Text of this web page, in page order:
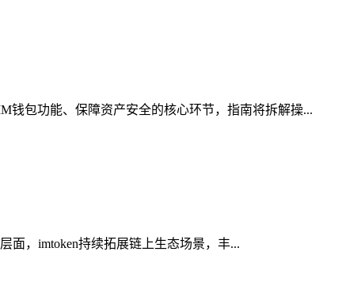
钱包功能、保障资产安全的核心环节，指南将拆解操...
面，imtoken持续拓展链上生态场景，丰...